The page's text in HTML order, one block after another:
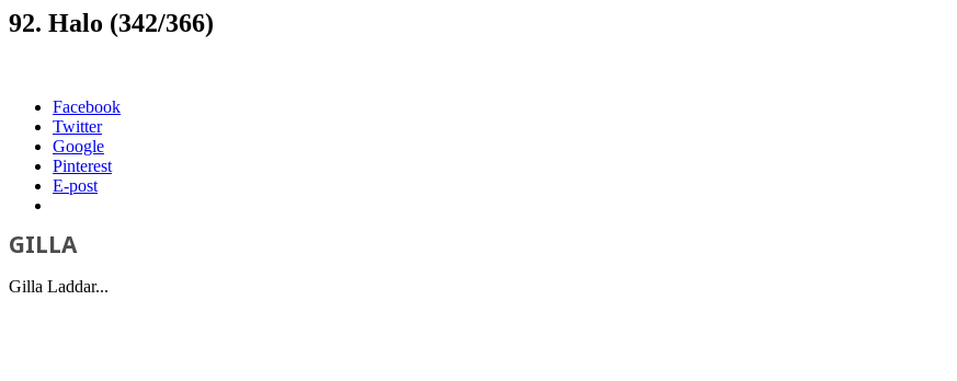
92. Halo (342/366)
Facebook
Twitter
Google
Pinterest
E-post
GILLA
Gilla Laddar...